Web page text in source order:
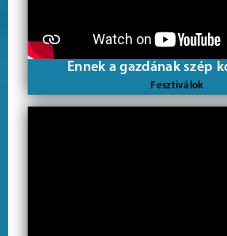
Ennek a gazdának szép
Fesztiválok